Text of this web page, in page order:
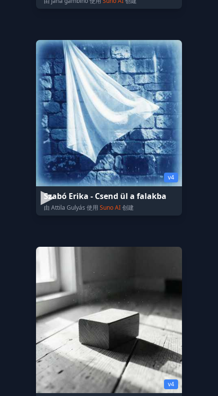
v4
Szabó Erika - Csend ül a falakba
由 Attila Gulyás 使用 Suno AI创建
v4